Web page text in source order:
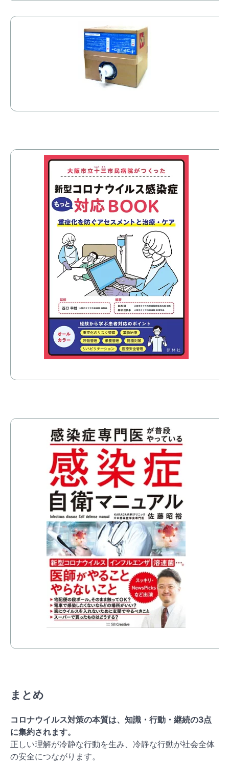
まとめ
コロナウイルス対策の本質は、知識・行動・継続の3点
に集約されます。
正しい理解が冷静な行動を生み、冷静な行動が社会全体
の安全につながります。